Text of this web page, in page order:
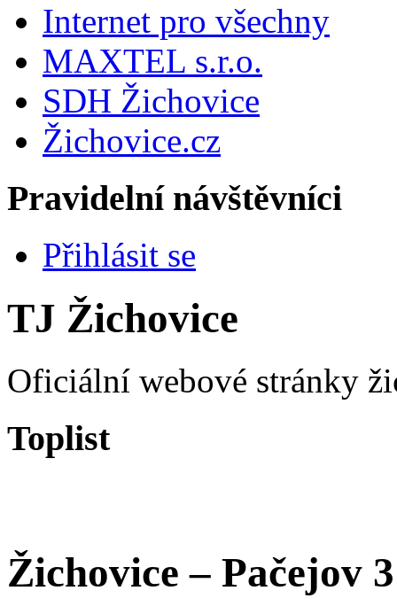
Internet pro všechny
MAXTEL s.r.o.
SDH Žichovice
Žichovice.cz
Pravidelní návštěvníci
Přihlásit se
TJ Žichovice
Oficiální webové stránky
Toplist
Žichovice – Pačejov